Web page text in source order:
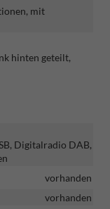
mit
hinten geteilt,
Digitalradio DAB,
vorhanden
vorhanden